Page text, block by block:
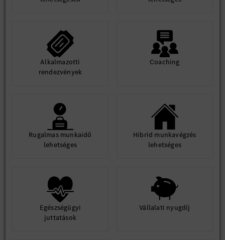
Alkalmazotti
rendezvények
Coaching
Rugalmas munkaidő
lehetséges
Hibrid munkavégzés
lehetséges
Egészségügyi
juttatások
Vállalati nyugdíj